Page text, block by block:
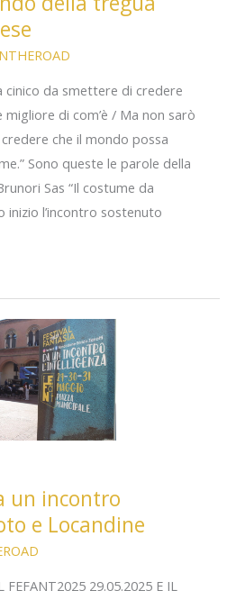
cinico da smettere di credere
di com’è / Ma non sarò
che il mondo possa
Sono queste le parole della
Sas “Il costume da
inizio l’incontro sostenuto
un incontro
e Locandine
FEFANT2025 29.05.2025 E IL